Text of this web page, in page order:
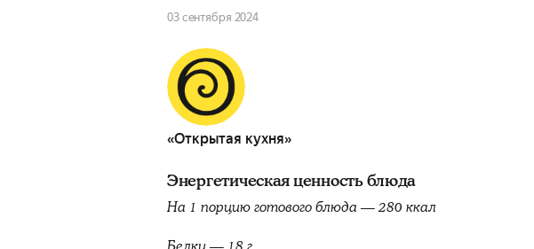
03 сентября 2024
«Открытая кухня»
Энергетическая ценность блюда
На 1 порцию готового блюда — 280 ккал